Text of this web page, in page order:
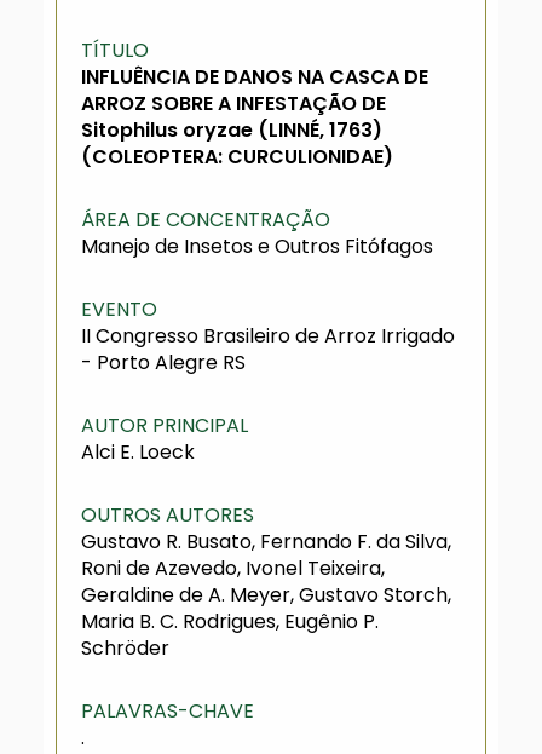
TÍTULO
INFLUÊNCIA DE DANOS NA CASCA DE
ARROZ SOBRE A INFESTAÇÃO DE
Sitophilus oryzae (LINNÉ, 1763)
(COLEOPTERA: CURCULIONIDAE)
ÁREA DE CONCENTRAÇÃO
Manejo de Insetos e Outros Fitófagos
EVENTO
II Congresso Brasileiro de Arroz Irrigado
- Porto Alegre RS
AUTOR PRINCIPAL
Alci E. Loeck
OUTROS AUTORES
Gustavo R. Busato, Fernando F. da Silva,
Roni de Azevedo, Ivonel Teixeira,
Geraldine de A. Meyer, Gustavo Storch,
Maria B. C. Rodrigues, Eugênio P.
Schröder
PALAVRAS-CHAVE
.